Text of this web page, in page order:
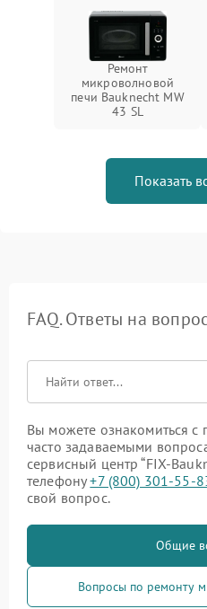
Ремонт
микроволновой
печи Bauknecht MW
43 SL
Показать
FAQ. Ответы на
Вы можете ознакомиться
часто задаваемыми
сервисный центр “FIX-
телефону+7 (800) 301-55-
свой вопрос.
Общие
Вопросы по ремонту